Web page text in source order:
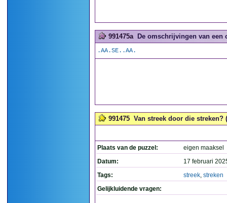
991475a De omschrijvingen van een
.AA.SE..AA.
991475 Van streek door die streken?
Plaats van de puzzel:
eigen maaksel
Datum:
17 februari
Tags:
streek, streken
Gelijkluidende vragen: